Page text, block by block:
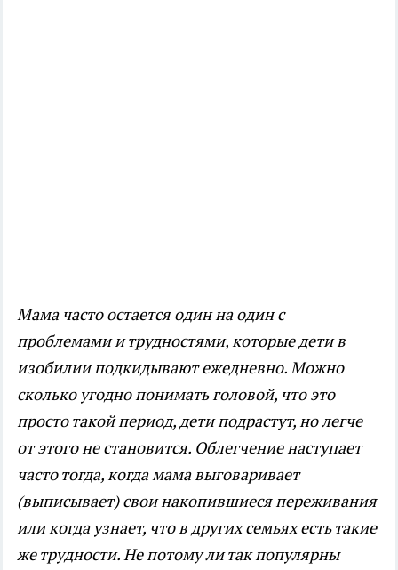
Мама часто остается один на один с
проблемами и трудностями, которые дети в
изобилии подкидывают ежедневно. Можно
сколько угодно понимать головой, что это
просто такой период, дети подрастут, но легче
от этого не становится. Облегчение наступает
часто тогда, когда мама выговаривает
(выписывает) свои накопившиеся переживания
или когда узнает, что в других семьях есть такие
же трудности. Не потому ли так популярны